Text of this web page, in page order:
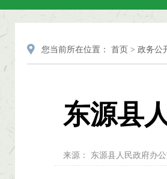
您当前所在位置： 首页 > 政务公
东源县
来源： 东源县人民政府办